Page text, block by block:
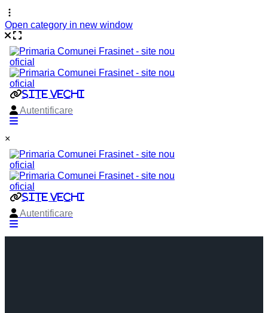
Open category in new window
×